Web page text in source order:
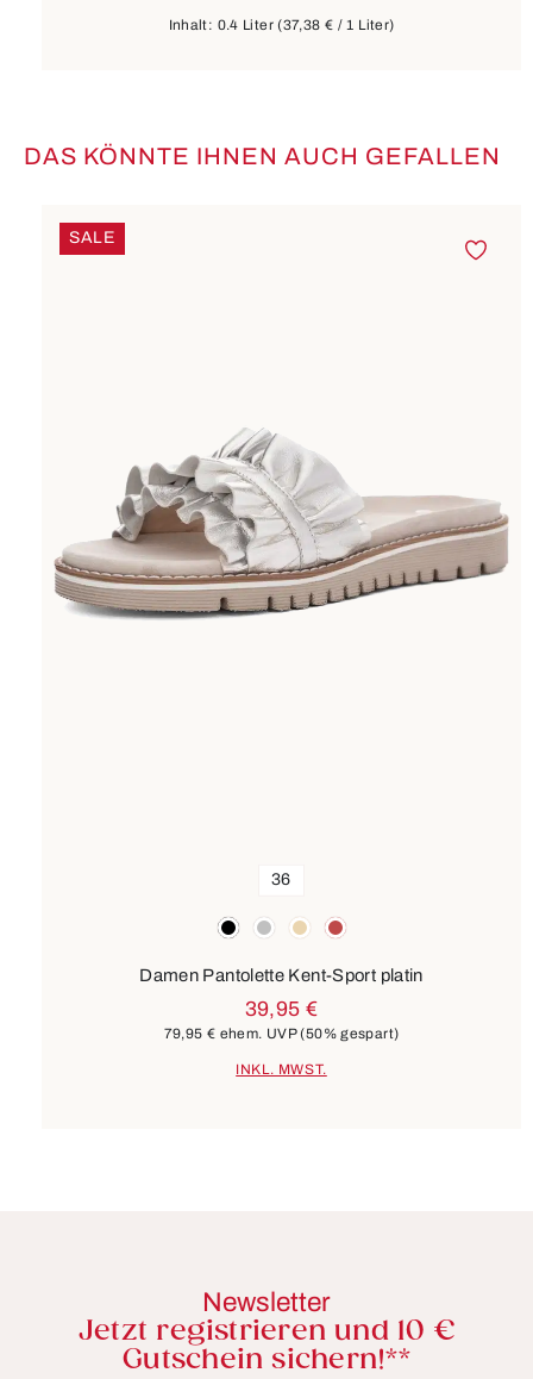
Inhalt: 0.4 Liter(37,38 € / 1 Liter)
Produktgalerie überspringen
DAS KÖNNTE IHNEN AUCH GEFALLEN
SALE
schwarzsilberbeigerot
36
Damen Pantolette Kent-Sport platin
39,95 €
79,95 € ehem. UVP(50% gespart)
INKL. MWST.
Newsletter
Jetzt registrieren und 10 €
Gutschein sichern!**